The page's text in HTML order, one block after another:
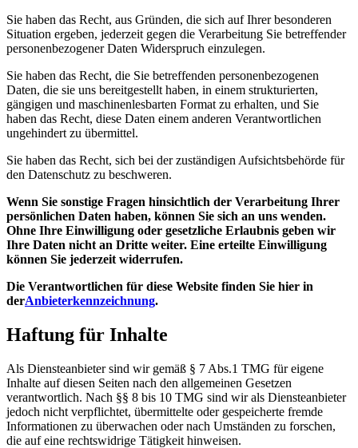
Sie haben das Recht, aus Gründen, die sich auf Ihrer besonderen
Situation ergeben, jederzeit gegen die Verarbeitung Sie betreffender
personenbezogener Daten Widerspruch einzulegen.
Sie haben das Recht, die Sie betreffenden personenbezogenen
Daten, die sie uns bereitgestellt haben, in einem strukturierten,
gängigen und maschinenlesbarten Format zu erhalten, und Sie
haben das Recht, diese Daten einem anderen Verantwortlichen
ungehindert zu übermittel.
Sie haben das Recht, sich bei der zuständigen Aufsichtsbehörde für
den Datenschutz zu beschweren.
Wenn Sie sonstige Fragen hinsichtlich der Verarbeitung Ihrer
persönlichen Daten haben, können Sie sich an uns wenden.
Ohne Ihre Einwilligung oder gesetzliche Erlaubnis geben wir
Ihre Daten nicht an Dritte weiter. Eine erteilte Einwilligung
können Sie jederzeit widerrufen.
Die Verantwortlichen für diese Website finden Sie hier in
derAnbieterkennzeichnung.
Haftung für Inhalte
Als Diensteanbieter sind wir gemäß § 7 Abs.1 TMG für eigene
Inhalte auf diesen Seiten nach den allgemeinen Gesetzen
verantwortlich. Nach §§ 8 bis 10 TMG sind wir als Diensteanbieter
jedoch nicht verpflichtet, übermittelte oder gespeicherte fremde
Informationen zu überwachen oder nach Umständen zu forschen,
die auf eine rechtswidrige Tätigkeit hinweisen.